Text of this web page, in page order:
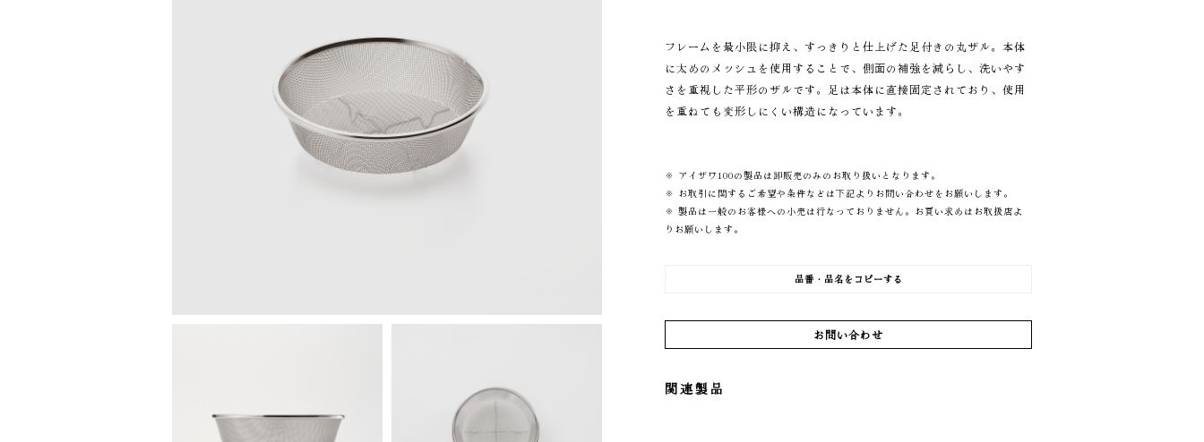
フレームを最小限に抑え、すっきりと仕上げた足付きの丸ザル。本体
に太めのメッシュを使用することで、側面の補強を減らし、洗いやす
さを重視した平形のザルです。足は本体に直接固定されており、使用
を重ねても変形しにくい構造になっています。
※ アイザワ100の製品は卸販売のみのお取り扱いとなります。
※ お取引に関するご希望や条件などは下記よりお問い合わせをお願いします。
※ 製品は一般のお客様への小売は行なっておりません。お買い求めはお取扱店よ
りお願いします。
品番・品名をコピーする
お問い合わせ
関連製品